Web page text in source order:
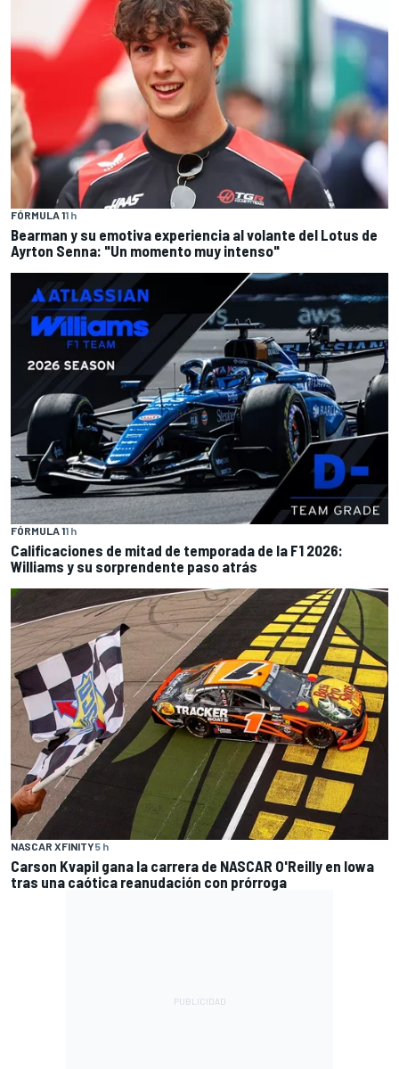
FÓRMULA 11 h
Bearman y su emotiva experiencia al volante del Lotus de
Ayrton Senna: "Un momento muy intenso"
FÓRMULA 11 h
Calificaciones de mitad de temporada de la F1 2026:
Williams y su sorprendente paso atrás
NASCAR XFINITY5 h
Carson Kvapil gana la carrera de NASCAR O'Reilly en Iowa
tras una caótica reanudación con prórroga